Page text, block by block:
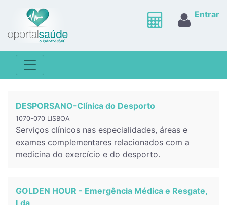
Entrar
DESPORSANO-Clínica do Desporto
1070-070 LISBOA
Serviços clínicos nas especialidades, áreas e
exames complementares relacionados com a
medicina do exercício e do desporto.
GOLDEN HOUR - Emergência Médica e Resgate,